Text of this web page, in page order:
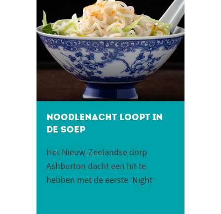
Noodlenacht loopt in
de soep
Het Nieuw-Zeelandse dorp
Ashburton dacht een hit te
hebben met de eerste ‘Night